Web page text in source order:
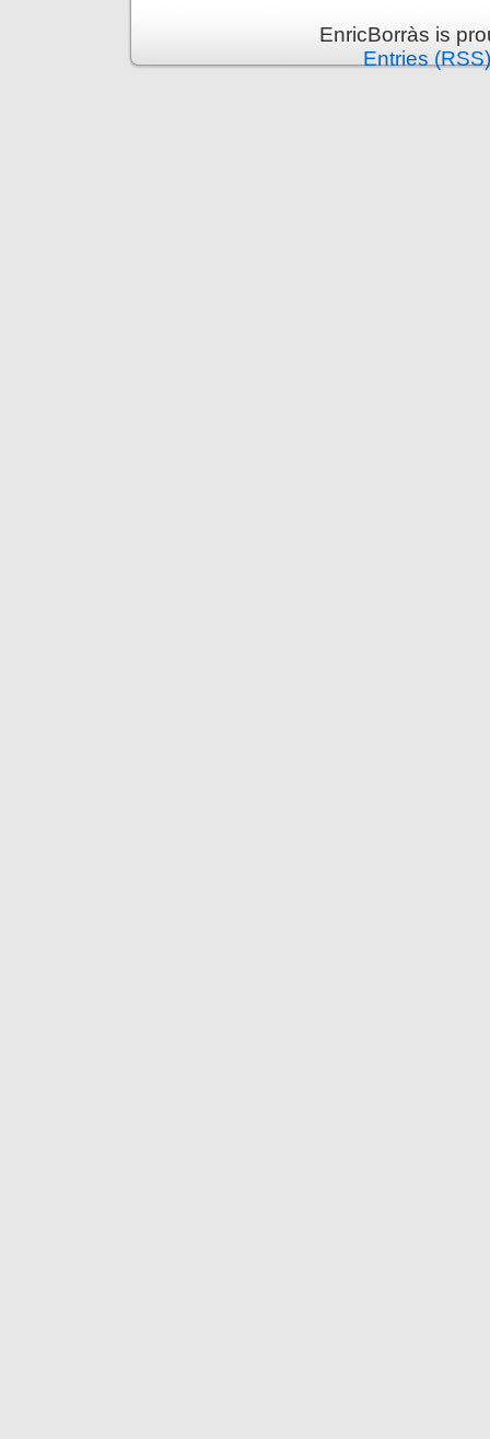
EnricBorràs is
Entries (RSS)